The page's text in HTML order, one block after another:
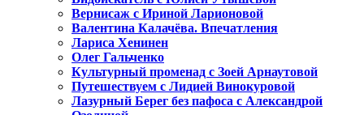
Вернисаж с Ириной Ларионовой
Валентина Калачёва. Впечатления
Лариса Хенинен
Олег Гальченко
Культурный променад с Зоей Арнаутовой
Путешествуем с Лидией Винокуровой
Лазурный Берег без пафоса с Александрой